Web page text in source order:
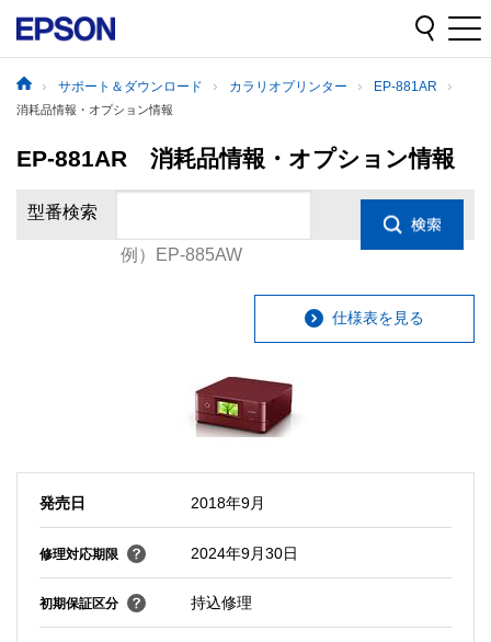
サポート＆ダウンロード カラリオプリンター EP-881AR
消耗品情報・オプション情報
EP-881AR 消耗品情報・オプション情報
型番検索
例）EP-885AW
仕様表を見る
発売日 2018年9月
修理対応期限 2024年9月30日
初期保証区分 持込修理